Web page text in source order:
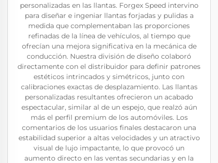
personalizadas en las llantas. Forgex Speed intervino
para diseñar e ingeniar llantas forjadas y pulidas a
medida que complementaban las proporciones
refinadas de la línea de vehículos, al tiempo que
ofrecían una mejora significativa en la mecánica de
conducción. Nuestra división de diseño colaboró
directamente con el distribuidor para definir patrones
estéticos intrincados y simétricos, junto con
calibraciones exactas de desplazamiento. Las llantas
personalizadas resultantes ofrecieron un acabado
espectacular, similar al de un espejo, que realzó aún
más el perfil premium de los automóviles. Los
comentarios de los usuarios finales destacaron una
estabilidad superior a altas velocidades y un atractivo
visual de lujo impactante, lo que provocó un
aumento directo en las ventas secundarias y en la